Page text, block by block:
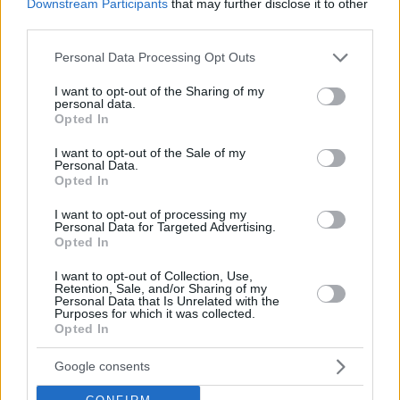
Downstream Participants that may further disclose it to other
Please note that this website/app uses one or more Google
not limited to your visit or usage behaviour. You may click to
grant or deny consent to Google and its third-party tags to
use your data for below specified purposes in below Google
consent section.
Personal Data Processing Opt Outs
I want to opt-out of the Sharing of my
personal data.
Opted In
I want to opt-out of the Sale of my
Personal Data.
Opted In
I want to opt-out of processing my
Personal Data for Targeted Advertising.
Opted In
I want to opt-out of Collection, Use,
Retention, Sale, and/or Sharing of my
Personal Data that Is Unrelated with the
Purposes for which it was collected.
Opted In
Google consents
Θερινό Σχολείο για την Τεχνητή Νοημοσύνη (Artificial
02.07.2024, 19:57 4